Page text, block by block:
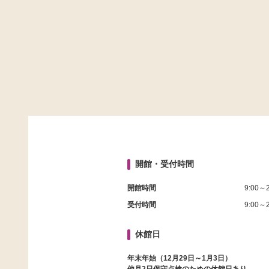
開館・受付時間
開館時間
9:00～
受付時間
9:00～
休館日
年末年始（12月29日～1月3日）